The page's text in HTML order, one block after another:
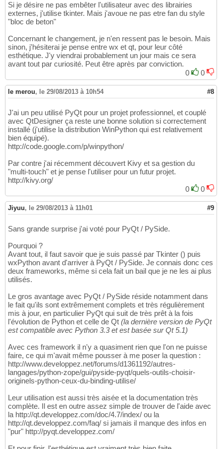
Si je désire ne pas embêter l'utilisateur avec des librairies
externes, j'utilise tkinter. Mais j'avoue ne pas etre fan du style
"bloc de beton"
Concernant le changement, je n'en ressent pas le besoin. Mais
sinon, j'hésiterai je pense entre wx et qt, pour leur côté
esthétique. J'y viendrai probablement un jour mais ce sera
avant tout par curiosité. Peut être après par conviction.
0
0
le merou, le 29/08/2013 à 10h54 #8
J'ai un peu utilisé PyQt pour un projet professionnel, et couplé
avec QtDesigner ça reste une bonne solution si correctement
installé (j'utilise la distribution WinPython qui est relativement
bien équipé).
http://code.google.com/p/winpython/
Par contre j'ai récemment découvert Kivy et sa gestion du
"multi-touch" et je pense l'utiliser pour un futur projet.
http://kivy.org/
0
0
Jiyuu, le 29/08/2013 à 11h01 #9
Sans grande surprise j'ai voté pour PyQt / PySide.
Pourquoi ?
Avant tout, il faut savoir que je suis passé par Tkinter () puis
wxPython avant d'arriver à PyQt / PySide. Je connais donc ces
deux frameworks, même si cela fait un bail que je ne les ai plus
utilisés.
Le gros avantage avec PyQt / PySide réside notamment dans
le fait qu'ils sont extrêmement complets et très régulièrement
mis à jour, en particulier PyQt qui suit de très prêt à la fois
l'évolution de Python et celle de Qt (la dernière version de PyQt
est compatible avec Python 3.3 et est basée sur Qt 5.1)
Avec ces framework il n'y a quasiment rien que l'on ne puisse
faire, ce qui m'avait même pousser à me poser la question :
http://www.developpez.net/forums/d1361192/autres-
langages/python-zope/gui/pyside-pyqt/quels-outils-choisir-
originels-python-ceux-du-binding-utilise/
Leur utilisation est aussi très aisée et la documentation très
complète. Il est en outre assez simple de trouver de l'aide avec
la http://qt.developpez.com/doc/4.7/index/ ou la
http://qt.developpez.com/faq/ si jamais il manque des infos en
"pur" http://pyqt.developpez.com/